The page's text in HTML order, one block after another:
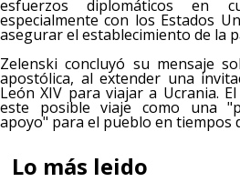
esfuerzos diplomáticos en
especialmente con los Estados
asegurar el establecimiento de la
Zelenski concluyó su mensaje
apostólica, al extender una
León XIV para viajar a Ucrania.
este posible viaje como una
apoyo" para el pueblo en tiempos
Lo más leido